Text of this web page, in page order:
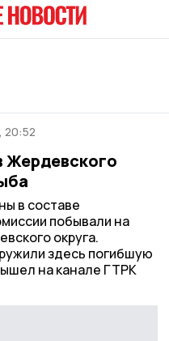
20:52
Жердевского
в составе
побывали на
округа.
здесь погибшую
на канале ГТРК